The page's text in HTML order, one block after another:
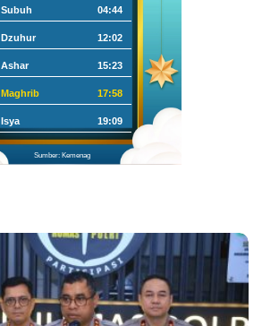
Subuh 04:44
Dzuhur 12:02
Ashar 15:23
Maghrib 17:58
Isya 19:09
Sumber: Kemenag